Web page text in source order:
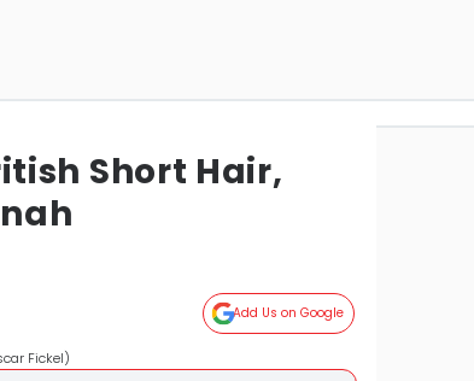
Short Hair,
Add Us on Google
Fickel)